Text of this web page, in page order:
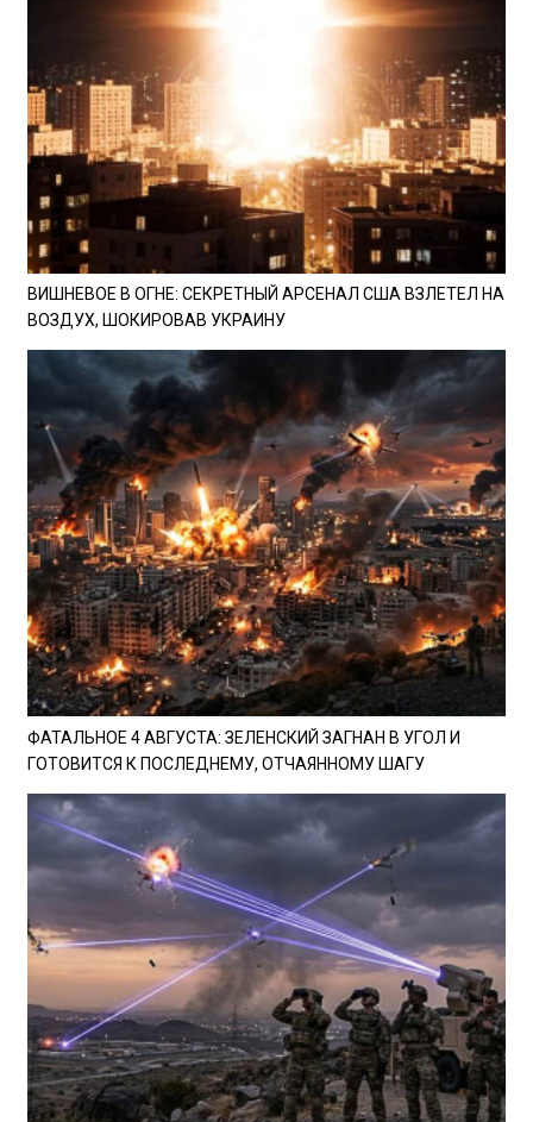
ВИШНЕВОЕ В ОГНЕ: СЕКРЕТНЫЙ АРСЕНАЛ США ВЗЛЕТЕЛ НА
ВОЗДУХ, ШОКИРОВАВ УКРАИНУ
ФАТАЛЬНОЕ 4 АВГУСТА: ЗЕЛЕНСКИЙ ЗАГНАН В УГОЛ И
ГОТОВИТСЯ К ПОСЛЕДНЕМУ, ОТЧАЯННОМУ ШАГУ